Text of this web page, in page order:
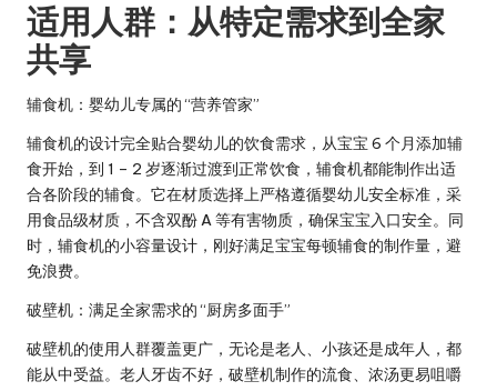
适用人群：从特定需求到全家
共享
辅食机：婴幼儿专属的 “营养管家”
辅食机的设计完全贴合婴幼儿的饮食需求，从宝宝 6 个月添加辅
食开始，到 1 – 2 岁逐渐过渡到正常饮食，辅食机都能制作出适
合各阶段的辅食。它在材质选择上严格遵循婴幼儿安全标准，采
用食品级材质，不含双酚 A 等有害物质，确保宝宝入口安全。同
时，辅食机的小容量设计，刚好满足宝宝每顿辅食的制作量，避
免浪费。
破壁机：满足全家需求的 “厨房多面手”
破壁机的使用人群覆盖更广，无论是老人、小孩还是成年人，都
能从中受益。老人牙齿不好，破壁机制作的流食、浓汤更易咀嚼